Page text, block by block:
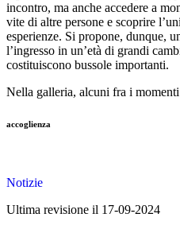
incontro, ma anche accedere a
vite di altre persone e scoprire
esperienze. Si propone, dunque,
l’ingresso in un’età di grandi
costituiscono bussole importanti.
Nella galleria, alcuni fra i
accoglienza
Notizie
Ultima revisione il 17-09-2024